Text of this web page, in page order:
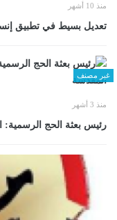
منذ 10 أشهر
تعديل بسيط في تطبيق
غير مصنف
منذ 3 أشهر
رئيس بعثة الحج